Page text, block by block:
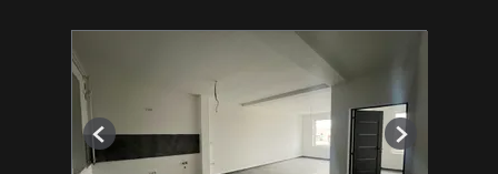
Previous Next